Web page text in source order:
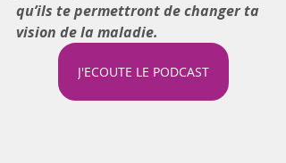
qu’ils te permettront de changer ta
vision de la maladie.
J'ECOUTE LE PODCAST